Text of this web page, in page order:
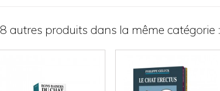
8 autres produits dans la même catégorie :